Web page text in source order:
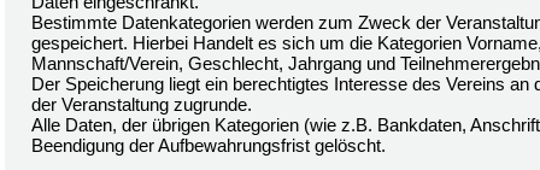
Bestimmte Datenkategorien werden zum Zweck der
gespeichert. Hierbei Handelt es sich um die Kategorien
Mannschaft/Verein, Geschlecht, Jahrgang und
Der Speicherung liegt ein berechtigtes Interesse des Vereins
der Veranstaltung zugrunde.
Alle Daten, der übrigen Kategorien (wie z.B. Bankdaten,
Beendigung der Aufbewahrungsfrist gelöscht.